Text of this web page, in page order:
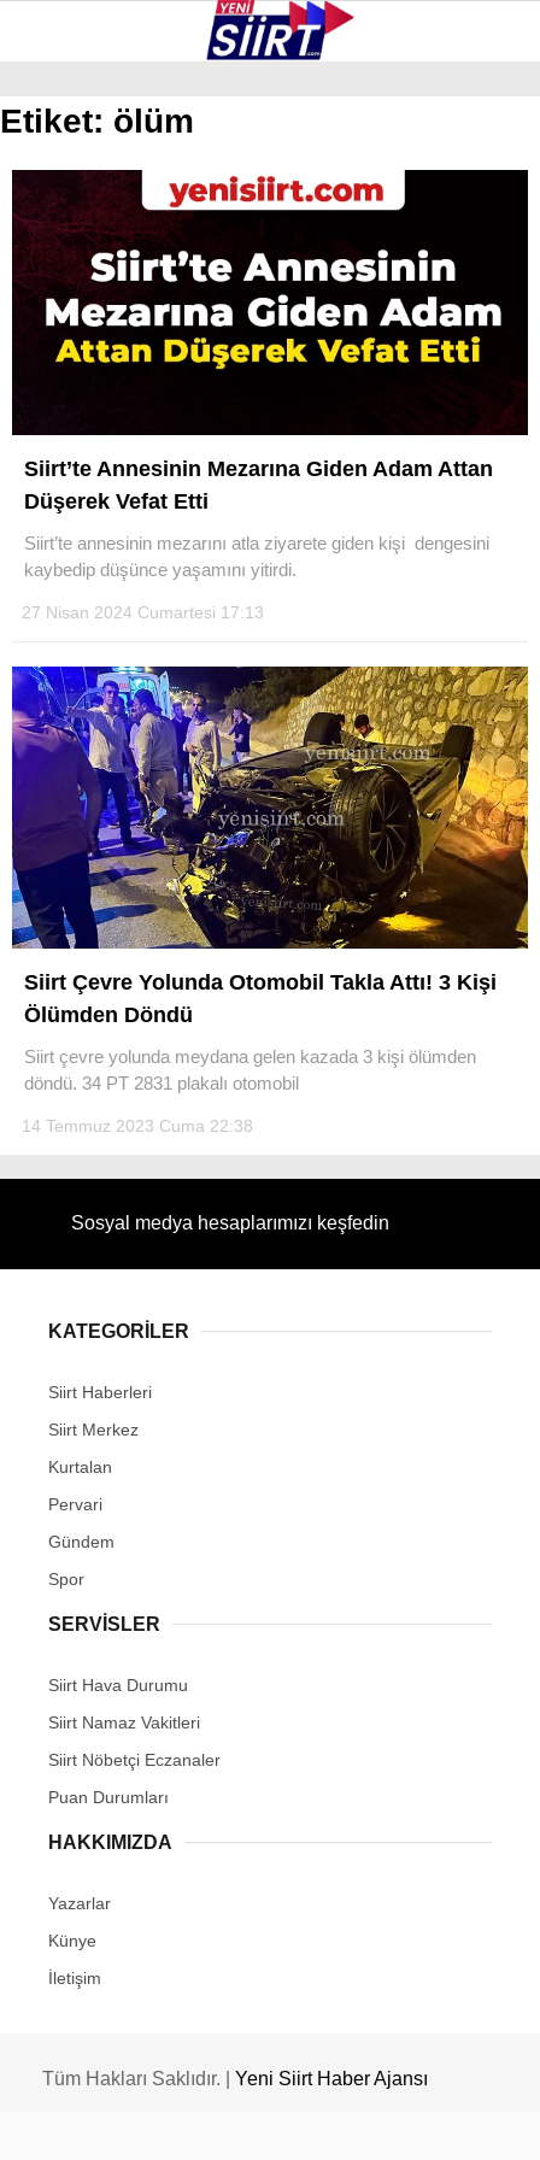
WhatsApp İhbar Hattı
Facebook
Instagram
Youtube
GALERİ
KURTALAN
ERUH
BAYKAN
PERVARI
TILLO
NÖBETÇI ECZANELER
Etiket: ölüm
Siirt’te Annesinin Mezarına Giden Adam Attan
Düşerek Vefat Etti
Siirt’te annesinin mezarını atla ziyarete giden kişi dengesini
kaybedip düşünce yaşamını yitirdi.
27 Nisan 2024 Cumartesi 17:13
Siirt Çevre Yolunda Otomobil Takla Attı! 3 Kişi
Ölümden Döndü
Siirt çevre yolunda meydana gelen kazada 3 kişi ölümden
döndü. 34 PT 2831 plakalı otomobil
14 Temmuz 2023 Cuma 22:38
Sosyal medya hesaplarımızı keşfedin
KATEGORİLER
Siirt Haberleri
Siirt Merkez
Kurtalan
Pervari
Gündem
Spor
SERVİSLER
Siirt Hava Durumu
Siirt Namaz Vakitleri
Siirt Nöbetçi Eczanaler
Puan Durumları
HAKKIMIZDA
Yazarlar
Künye
İletişim
Tüm Hakları Saklıdır. | Yeni Siirt Haber Ajansı